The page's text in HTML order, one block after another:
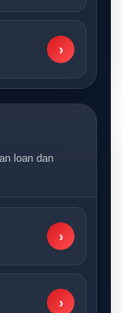
›
loan dan
›
›